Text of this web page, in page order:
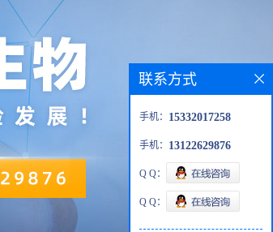
联系方式
手机： 15332017258
手机： 13122629876
Q Q：
Q Q：